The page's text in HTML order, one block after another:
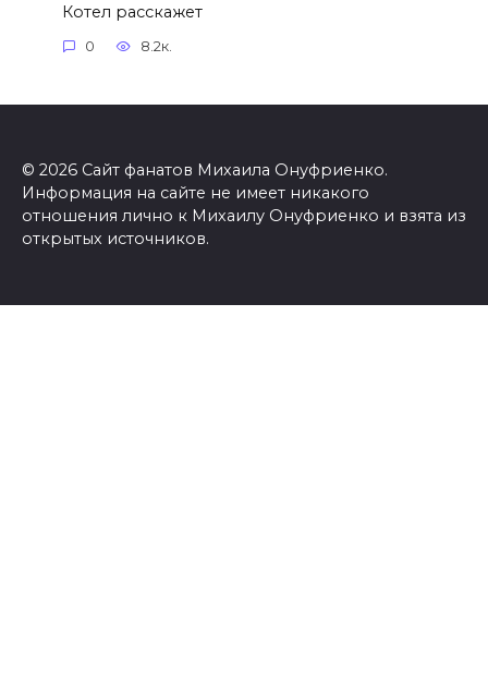
Котел расскажет
0 8.2к.
© 2026 Сайт фанатов Михаила Онуфриенко.
Информация на сайте не имеет никакого
отношения лично к Михаилу Онуфриенко и взята из
открытых источников.